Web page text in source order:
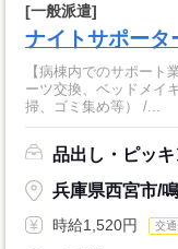
[一般派遣]
ナイトサポータ
【病棟内でのサポー
ーツ交換、ベッドメイ
掃、ゴミ集め等） /...
品出し・ピッ
兵庫県西宮市/
時給1,520円 交